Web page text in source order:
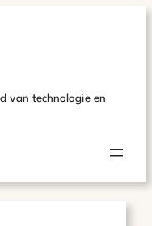
van technologie en